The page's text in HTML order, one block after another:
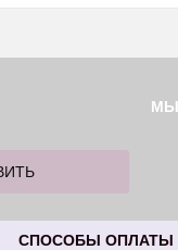
МЫ
СПОСОБЫ ОПЛАТЫ